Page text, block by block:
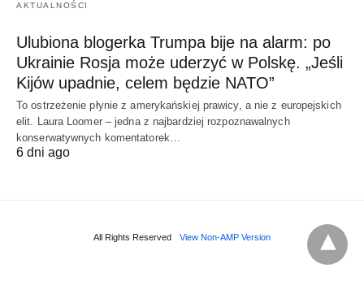
AKTUALNOŚCI
Ulubiona blogerka Trumpa bije na alarm: po
Ukrainie Rosja może uderzyć w Polskę. „Jeśli
Kijów upadnie, celem będzie NATO”
To ostrzeżenie płynie z amerykańskiej prawicy, a nie z europejskich
elit. Laura Loomer – jedna z najbardziej rozpoznawalnych
konserwatywnych komentatorek…
6 dni ago
All Rights Reserved View Non-AMP Version